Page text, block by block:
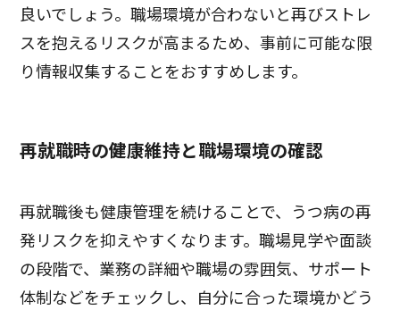
良いでしょう。職場環境が合わないと再びストレ
スを抱えるリスクが高まるため、事前に可能な限
り情報収集することをおすすめします。
再就職時の健康維持と職場環境の確認
再就職後も健康管理を続けることで、うつ病の再
発リスクを抑えやすくなります。職場見学や面談
の段階で、業務の詳細や職場の雰囲気、サポート
体制などをチェックし、自分に合った環境かどう